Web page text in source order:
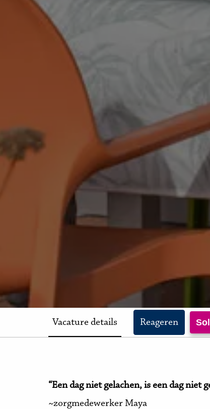
Vacature details Reageren
“Een dag niet gelachen, is een dag niet
~zorgmedewerker Maya